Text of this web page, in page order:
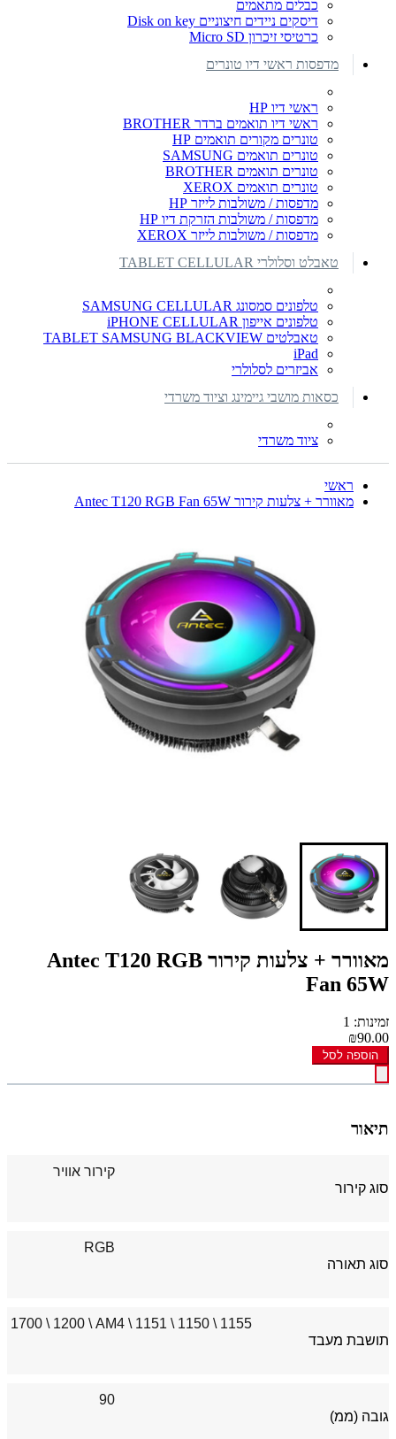
כבלים מתאמים
דיסקים ניידים חיצוניים Disk on key
כרטיסי זיכרון Micro SD
מדפסות ראשי דיו טונרים
ראשי דיו HP
ראשי דיו תואמים ברדר BROTHER
טונרים מקורים תואמים HP
טונרים תואמים SAMSUNG
טונרים תואמים BROTHER
טונרים תואמים XEROX
מדפסות / משולבות לייזר HP
מדפסות / משולבות הזרקת דיו HP
מדפסות / משולבות לייזר XEROX
טאבלט וסלולרי TABLET CELLULAR
טלפונים סמסונג SAMSUNG CELLULAR
טלפונים אייפון iPHONE CELLULAR
טאבלטים TABLET SAMSUNG BLACKVIEW
iPad
אביזרים לסלולרי
כסאות מושבי גיימינג וציוד משרדי
ציוד משרדי
ראשי
מאוורר + צלעות קירור Antec T120 RGB Fan 65W
מאוורר + צלעות קירור Antec T120 RGB
Fan 65W
זמינות: 1
₪90.00
הוספה לסל
תיאור
סוג קירור
קירור אוויר
סוג תאורה
RGB
תושבת מעבד
1155
\ 1150
\ 1151
\ AM4
\ 1200
\ 1700
גובה (ממ)
90